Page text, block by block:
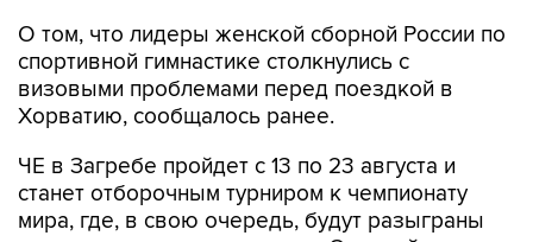
О том, что лидеры женской сборной России по
спортивной гимнастике столкнулись с
визовыми проблемами перед поездкой в
Хорватию, сообщалось ранее.
ЧЕ в Загребе пройдет с 13 по 23 августа и
станет отборочным турниром к чемпионату
мира, где, в свою очередь, будут разыграны